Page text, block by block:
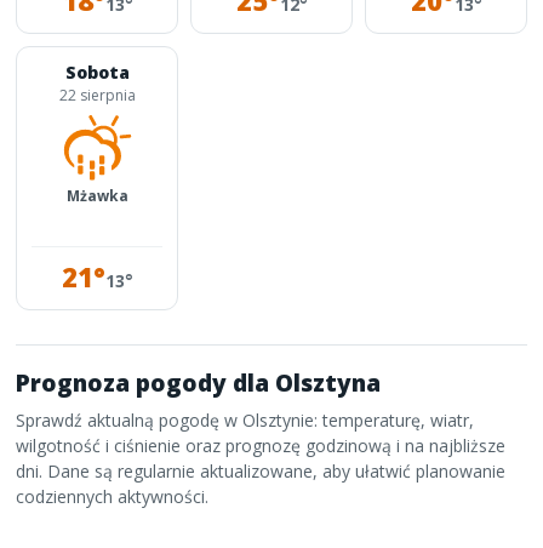
Sobota
22 sierpnia
Mżawka
21°13°
Prognoza pogody dla Olsztyna
Sprawdź aktualną pogodę w Olsztynie: temperaturę, wiatr,
wilgotność i ciśnienie oraz prognozę godzinową i na najbliższe
dni. Dane są regularnie aktualizowane, aby ułatwić planowanie
codziennych aktywności.